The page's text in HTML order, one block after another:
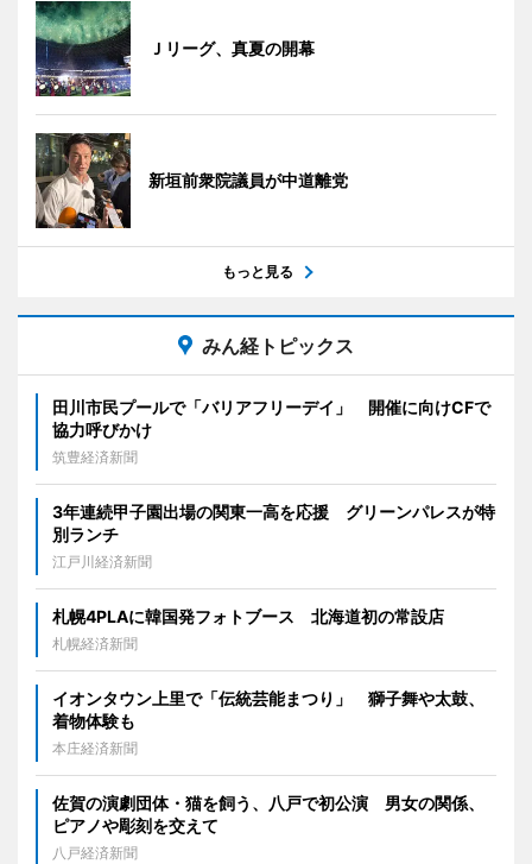
Ｊリーグ、真夏の開幕
新垣前衆院議員が中道離党
もっと見る
みん経トピックス
田川市民プールで「バリアフリーデイ」 開催に向けCFで
協力呼びかけ
筑豊経済新聞
3年連続甲子園出場の関東一高を応援 グリーンパレスが特
別ランチ
江戸川経済新聞
札幌4PLAに韓国発フォトブース 北海道初の常設店
札幌経済新聞
イオンタウン上里で「伝統芸能まつり」 獅子舞や太鼓、
着物体験も
本庄経済新聞
佐賀の演劇団体・猫を飼う、八戸で初公演 男女の関係、
ピアノや彫刻を交えて
八戸経済新聞